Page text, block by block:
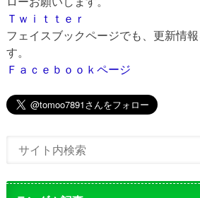
Ｔｗｉｔｔｅｒ
フェイスブックページでも、更新情
す。
Ｆａｃｅｂｏｏｋページ